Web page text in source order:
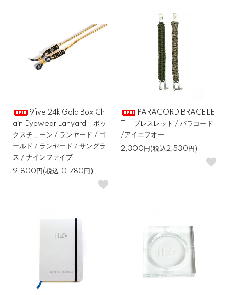
9five 24k Gold Box Ch
ain Eyewear Lanyard ボッ
クスチェーン / ランヤード / ゴ
ールド / ランヤード / サングラ
ス / ナインファイブ
9,800円(税込10,780円)
PARACORD BRACELE
T ブレスレット / パラコード
/アイエフオー
2,300円(税込2,530円)